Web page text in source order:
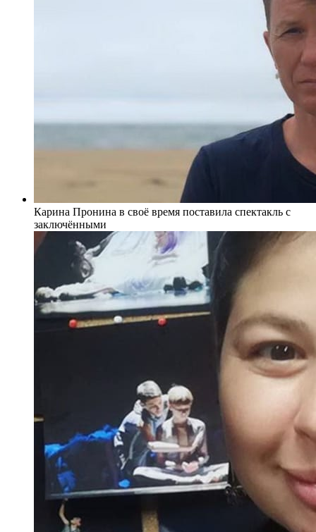
Карина Пронина в своё время поставила спектакль с
заключёнными